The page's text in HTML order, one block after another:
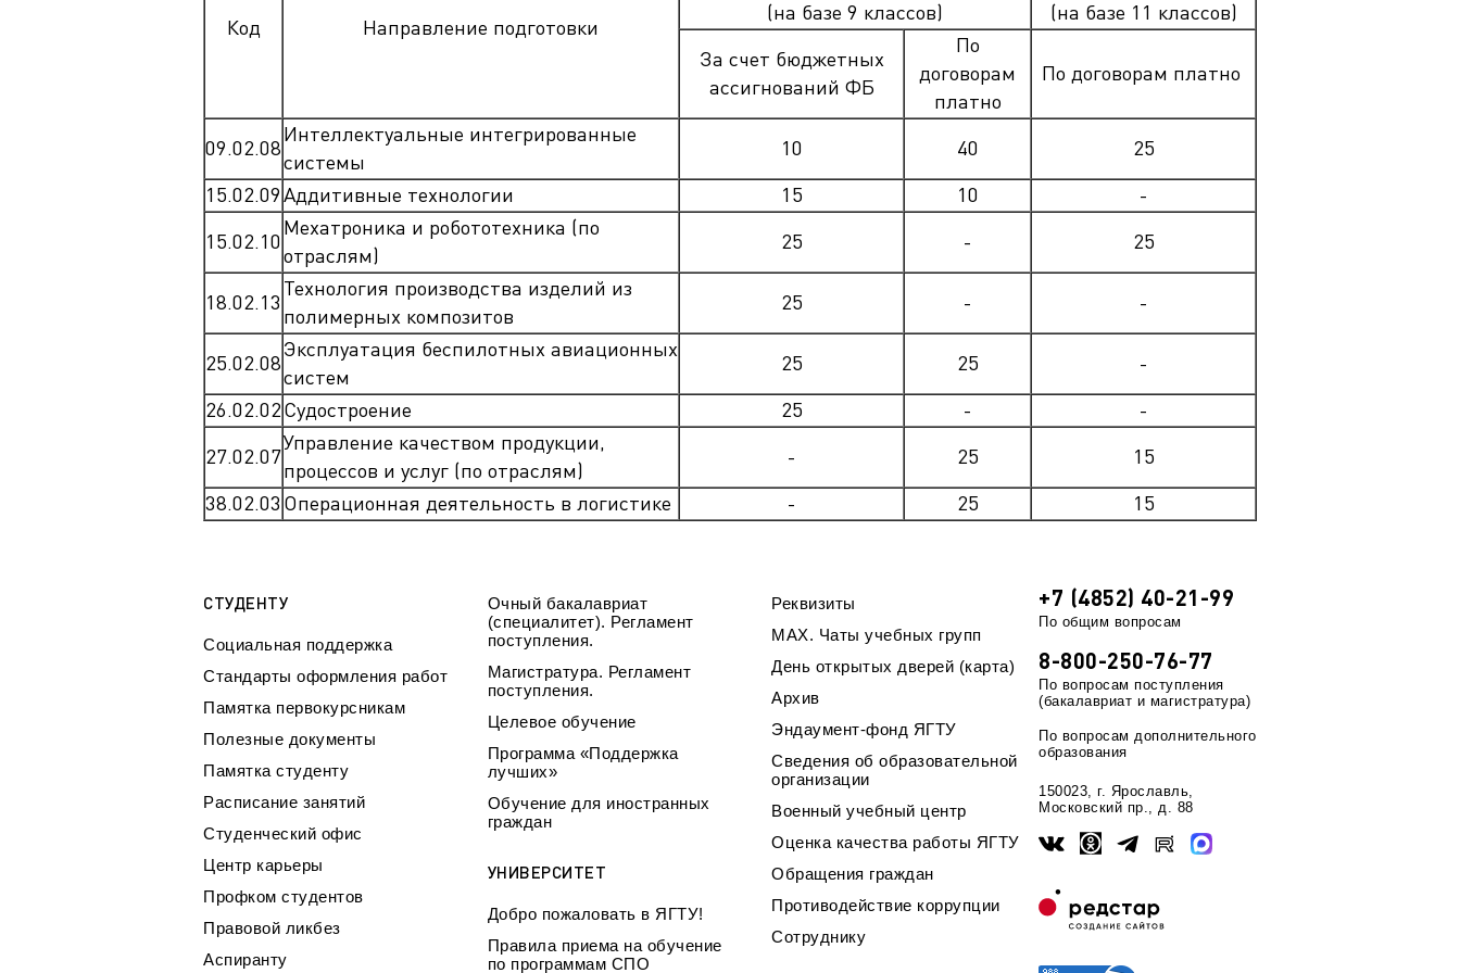
Социальная поддержка
Расписание занятий
Заочный бакалавриат (специалитет).
Научно-техническая библиотека
Обращения граждан
Противодействие коррупции
Наука
Реквизиты
EN
Код Направление подготовки
(на базе 9 классов)
(на базе 11 классов)
За счет бюджетных
ассигнований ФБ
По
договорам
платно
По договорам платно
09.02.08
Интеллектуальные интегрированные
системы
10 40
25
15.02.09 Аддитивные технологии 15 10
-
15.02.10
Мехатроника и робототехника (по
отраслям)
25 - 25
18.02.13
Технология производства изделий из
полимерных композитов
25 - -
25.02.08
Эксплуатация беспилотных авиационных
систем
25 25
-
26.02.02Судостроение 25 -
-
27.02.07
Управление качеством продукции,
процессов и услуг (по отраслям)
- 25
15
38.02.03 Операционная деятельность в логистике - 25 15
СТУДЕНТУ
Социальная поддержка
Стандарты оформления работ
Памятка первокурсникам
Полезные документы
Памятка студенту
Расписание занятий
Студенческий офис
Центр карьеры
Профком студентов
Правовой ликбез
Аспиранту
Очный бакалавриат
(специалитет). Регламент
поступления.
Магистратура. Регламент
поступления.
Целевое обучение
Программа «Поддержка
лучших»
Обучение для иностранных
граждан
УНИВЕРСИТЕТ
Добро пожаловать в ЯГТУ!
Правила приема на обучение
по программам СПО
Реквизиты
МАХ. Чаты учебных групп
День открытых дверей (карта)
Архив
Эндаумент-фонд ЯГТУ
Сведения об образовательной
организации
Военный учебный центр
Оценка качества работы ЯГТУ
Обращения граждан
Противодействие коррупции
Сотруднику
+7 (4852) 40-21-99
По общим вопросам
8-800-250-76-77
По вопросам поступления
(бакалавриат и магистратура)
По вопросам дополнительного
образования
150023, г. Ярославль,
Московский пр., д. 88